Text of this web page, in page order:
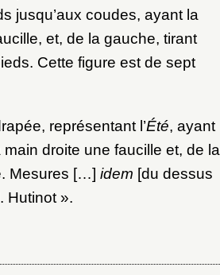
jusqu’aux coudes, ayant la
et, de la gauche, tirant
Cette figure est de sept
représentant l’Été, ayant
droite une faucille et, de la
Mesures […] idem [du dessus
Hutinot ».